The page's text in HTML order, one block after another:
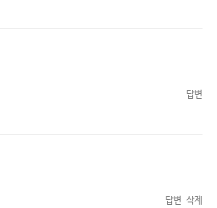
답변
답변 삭제